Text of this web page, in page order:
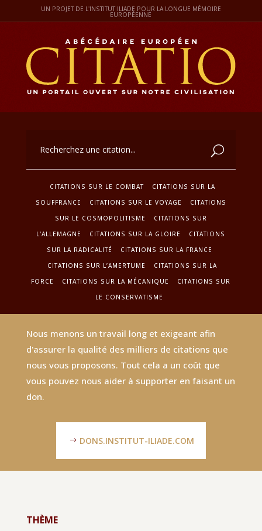
UN PROJET DE L'INSTITUT ILIADE POUR LA LONGUE MÉMOIRE
EUROPÉENNE
CITATIONS SUR LE COMBAT
CITATIONS SUR LA
SOUFFRANCE
CITATIONS SUR LE VOYAGE
CITATIONS
SUR LE COSMOPOLITISME
CITATIONS SUR
L'ALLEMAGNE
CITATIONS SUR LA GLOIRE
CITATIONS
SUR LA RADICALITÉ
CITATIONS SUR LA FRANCE
CITATIONS SUR L’AMERTUME
CITATIONS SUR LA
FORCE
CITATIONS SUR LA MÉCANIQUE
CITATIONS SUR
LE CONSERVATISME
Nous menons un travail long et exigeant afin
d'assurer la qualité des milliers de citations que
nous vous proposons. Tout cela a un coût que
vous pouvez nous aider à supporter en faisant un
don.
DONS.INSTITUT-ILIADE.COM
THÈME